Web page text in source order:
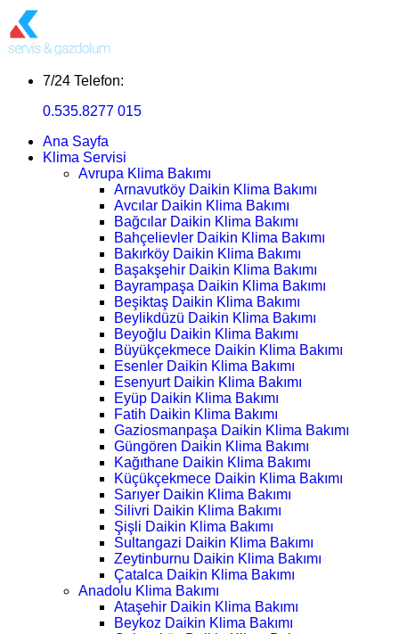
7/24 Telefon:
0.535.8277 015
Ana Sayfa
Klima Servisi
Avrupa Klima Bakımı
Arnavutköy Daikin Klima Bakımı
Avcılar Daikin Klima Bakımı
Bağcılar Daikin Klima Bakımı
Bahçelievler Daikin Klima Bakımı
Bakırköy Daikin Klima Bakımı
Başakşehir Daikin Klima Bakımı
Bayrampaşa Daikin Klima Bakımı
Beşiktaş Daikin Klima Bakımı
Beylikdüzü Daikin Klima Bakımı
Beyoğlu Daikin Klima Bakımı
Büyükçekmece Daikin Klima Bakımı
Esenler Daikin Klima Bakımı
Esenyurt Daikin Klima Bakımı
Eyüp Daikin Klima Bakımı
Fatih Daikin Klima Bakımı
Gaziosmanpaşa Daikin Klima Bakımı
Güngören Daikin Klima Bakımı
Kağıthane Daikin Klima Bakımı
Küçükçekmece Daikin Klima Bakımı
Sarıyer Daikin Klima Bakımı
Silivri Daikin Klima Bakımı
Şişli Daikin Klima Bakımı
Sultangazi Daikin Klima Bakımı
Zeytinburnu Daikin Klima Bakımı
Çatalca Daikin Klima Bakımı
Anadolu Klima Bakımı
Ataşehir Daikin Klima Bakımı
Beykoz Daikin Klima Bakımı